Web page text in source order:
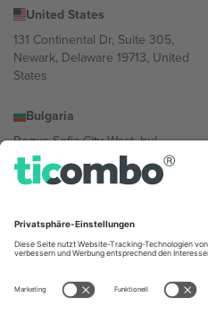
United States
131 Continental Dr, Suite 305,
Newark, Delaware 19713, United
States
Bulgaria
Regus Sofia City West, bul
Totleben 53-55, 1606 Sofia,
Bulgaria
Mexico
Av Chapultepec 360, Roma
Norte, Cuauhtémoc, 06700
Ciudad de México, CDMX,
Mexico